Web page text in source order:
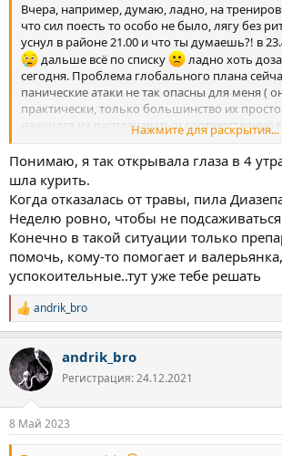
Вчера, например, думаю, ладно, на
что сил поесть то особо не было, лягу без
уснул в районе 21.00 и что ты думаешь?! в
дальше всё по списку
ладно хоть
сегодня. Проблема глобального плана
панические атаки не так опасны для меня (
практически, только большинство их
научился их распознавать и соответственно
помогал Курпатов.
Нажмите для раскрытия...
Понимаю, я так открывала глаза в 4
шла курить.
Когда отказалась от травы, пила
Неделю ровно, чтобы не
Конечно в такой ситуации только
помочь, кому-то помогает и
успокоительные..тут уже тебе решать
Р
е
к
ц
и
andrik_bro
andrik_bro
Регистрация: 24.12.2021
8 Май 2023